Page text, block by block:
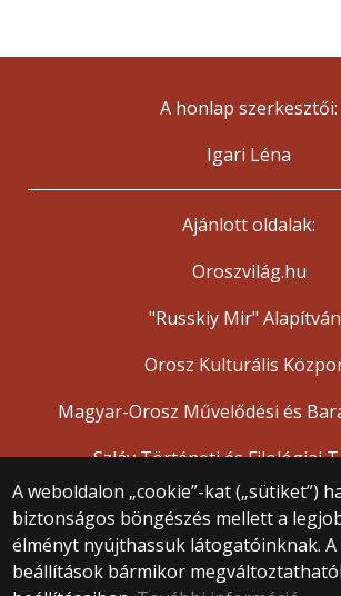
A weboldalon „cookie”-kat („sütiket”)
biztonságos böngészés mellett a
élményt nyújthassuk látogatóinknak. A
beállítások bármikor
A honlap szerkesztői:
Igari Léna
Ajánlott oldalak:
Oroszvilág.hu
"Russkiy Mir"
Orosz Kulturális
Magyar-Orosz Művelődési és
Szláv Történeti és Filológiai
© 2025 Eötvös Loránd
Minden jog
1053 Budapest, Egyetem